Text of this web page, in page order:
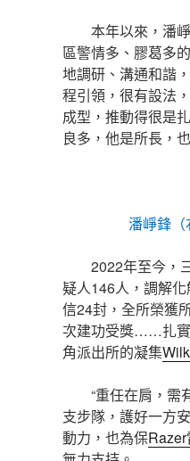
本年以來，潘
區警情多、膠葛多
地調研、溝通和諧
程引領，很有設法
成型，推動得很是
良多，他是所長，
潘崢鋒
2022年至今，
疑人146人，調解
信24封，全所榮獲
次建功受獎……扎實
角派出所的凝集
“重任在肩，需
支步隊，護好一方
動力，也為保